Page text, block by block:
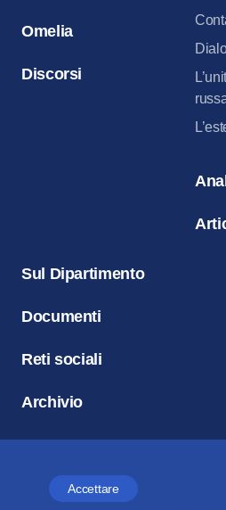
Accettare
Omelia
Discorsi
Sul Dipartimento
Documenti
Reti sociali
Archivio
La rivista